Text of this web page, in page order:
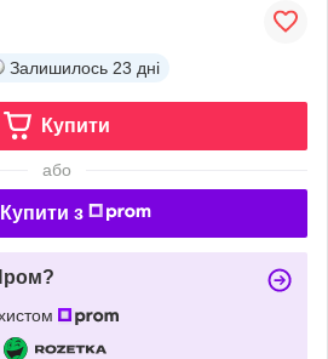
Залишилось 23 дні
Купити
або
Купити з